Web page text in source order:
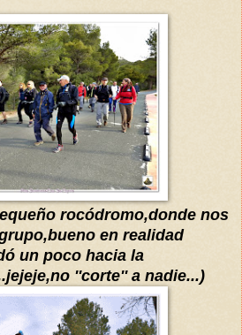
rocódromo,donde nos
en realidad
un poco hacia la
''corte'' a nadie...)